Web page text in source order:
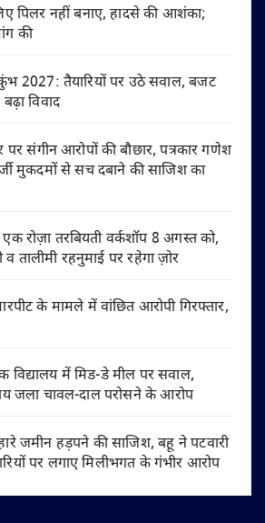
पिलर नहीं बनाए, हादसे की आशंका;
की
2027: तैयारियों पर उठे सवाल, बजट
विवाद
संगीन आरोपों की बौछार, पत्रकार गणेश
मुकदमों से सच दबाने की साजिश का
एक रोज़ा तरबियती वर्कशॉप 8 अगस्त को,
व तालीमी रहनुमाई पर रहेगा ज़ोर
के मामले में वांछित आरोपी गिरफ्तार,
विद्यालय में मिड-डे मील पर सवाल,
जला चावल-दाल परोसने के आरोप
जमीन हड़पने की साजिश, बहू ने पटवारी
पर लगाए मिलीभगत के गंभीर आरोप